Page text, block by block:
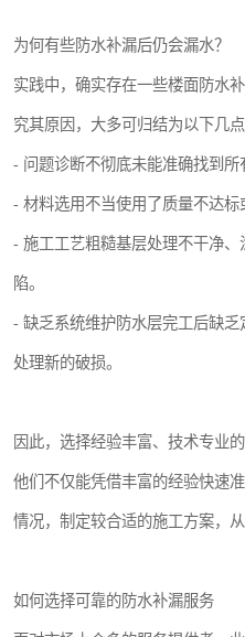
为何有些防水补漏后仍会漏水？
实践中，确实存在一些楼面防水
究其原因，大多可归结为以下几点
- 问题诊断不彻底未能准确找到所
- 材料选用不当使用了质量不达标
- 施工工艺粗糙基层处理不干净
陷。
- 缺乏系统维护防水层完工后缺
处理新的破损。
因此，选择经验丰富、技术专业
他们不仅能凭借丰富的经验快速
情况，制定较合适的施工方案，从
如何选择可靠的防水补漏服务